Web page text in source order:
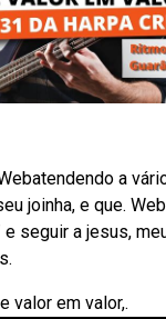
a
joinha, e que.
seguir a jesus,
valor em valor,.